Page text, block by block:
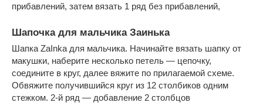
прибавлений, затем вязать 1 ряд без прибавлений,
Шапочка для мальчика Заинька
Шапка ZaInka для мальчика. Начинайте вязать шапку от
макушки, наберите несколько петель — цепочку,
соедините в круг, далее вяжите по прилагаемой схеме.
Обвяжите получившийся круг из 12 столбиков одним
стежком. 2-й ряд — добавление 2 столбцов